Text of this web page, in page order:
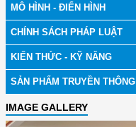
MÔ HÌNH - ĐIỂN HÌNH
CHÍNH SÁCH PHÁP LUẬT
KIẾN THỨC - KỸ NĂNG
SẢN PHẨM TRUYỀN THÔNG
IMAGE GALLERY